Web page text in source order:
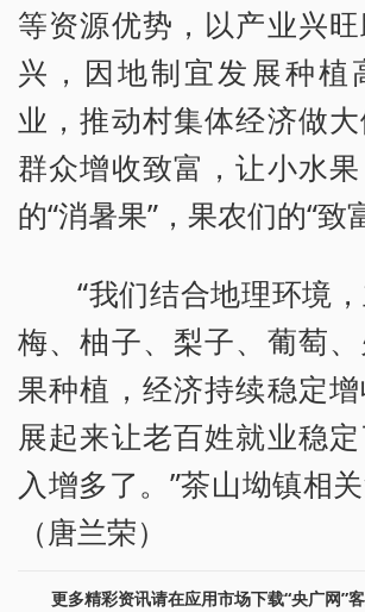
等资源优势，以产业兴
兴，因地制宜发展种植
业，推动村集体经济做
群众增收致富，让小水
的“消暑果”，果农们的“致
“我们结合地理环境
梅、柚子、梨子、葡萄
果种植，经济持续稳定
展起来让老百姓就业稳
入增多了。”茶山坳镇相关
（唐兰荣）
更多精彩资讯请在应用市场下载“央广网”